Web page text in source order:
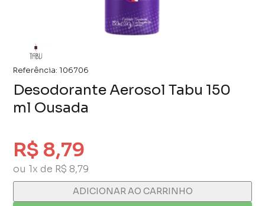
Referência: 106706
Desodorante Aerosol Tabu 150
ml Ousada
R$ 8,79
ou 1x de R$ 8,79
ADICIONAR AO CARRINHO